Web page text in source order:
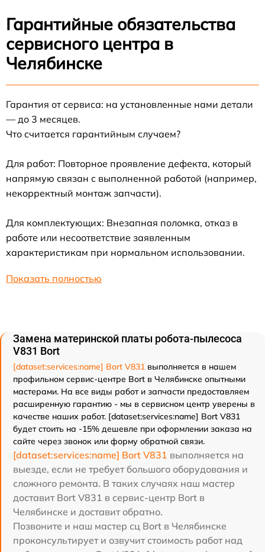
Гарантийные обязательства
сервисного центра в
Челябинске
Гарантия от сервиса: на установленные нами детали
— до 3 месяцев.
Что считается гарантийным случаем?
Для работ: Повторное проявление дефекта, который
напрямую связан с выполненной работой (например,
некорректный монтаж запчасти).
Для комплектующих: Внезапная поломка, отказ в
работе или несоответствие заявленным
характеристикам при нормальном использовании.
Показать полностью
Замена материнской платы робота-пылесоса
V831 Bort
[dataset:services:name] Bort V831 выполняется в нашем
профильном сервис-центре Bort в Челябинске опытными
мастерами. На все виды работ и запчасти предоставляем
расширенную гарантию - мы в сервисном центр уверены в
качестве наших работ. [dataset:services:name] Bort V831
будет стоить на -15% дешевле при оформлении заказа на
сайте через звонок или форму обратной связи.
[dataset:services:name] Bort V831 выполняется на
выезде, если не требует большого оборудования и
сложного ремонта. В таких случаях наш мастер
доставит Bort V831 в сервис-центр Bort в
Челябинске и доставит обратно.
Позвоните и наш мастер сц Bort в Челябинске
проконсультирует и озвучит стоимость работ над